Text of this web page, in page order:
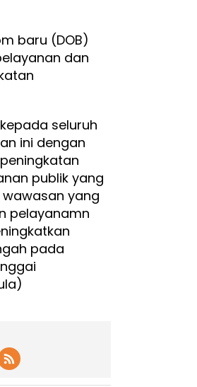
baru (DOB)
dan
seluruh
ini dengan
publik yang
yang
pelayanamn
pada